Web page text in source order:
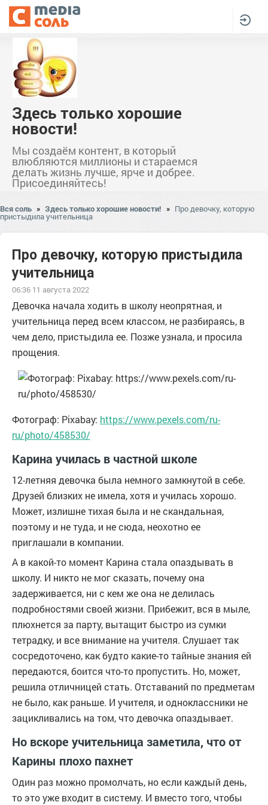
Здесь только хорошие
новости!
Мы создаём контент, в который
влюбляются миллионы и стараемся
делать жизнь лучше, ярче и добрее.
Присоединяйтесь!
Вся соль » Здесь только хорошие новости! » Про девочку, которую
пристыдила учительница
Про девочку, которую пристыдила
учительница
06:36 11 августа 2022
Девочка начала ходить в школу неопрятная, и
учительница перед всем классом, не разбираясь, в
чем дело, пристыдила ее. Позже узнала, и просила
прощения.
Фотограф: Pixabay: https://www.pexels.com/ru-
ru/photo/458530/
Карина училась в частной школе
12-летняя девочка была немного замкнутой в себе.
Друзей близких не имела, хотя и училась хорошо.
Может, излишне тихая была и не скандальная,
поэтому и не туда, и не сюда, неохотно ее
приглашали в компании.
А в какой-то момент Карина стала опаздывать в
школу. И никто не мог сказать, почему она
задерживается, ни с кем же она не делилась
подробностями своей жизни. Прибежит, вся в мыле,
плюхнется за парту, вытащит быстро из сумки
тетрадку, и все внимание на учителя. Слушает так
сосредоточено, как будто какие-то тайные знания ей
передаются, боится что-то пропустить. Но, может,
решила отличницей стать. Отставаний по предметам
не было, как раньше. И учителя, и одноклассники не
зацикливались на том, что девочка опаздывает.
Но вскоре учительница заметила, что от
Карины плохо пахнет
Один раз можно промолчать, но если каждый день,
то это уже входит в систему. И вместо того, чтобы